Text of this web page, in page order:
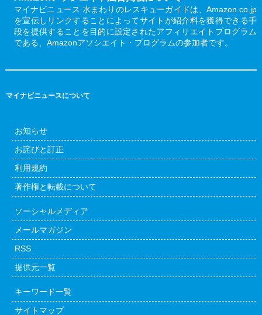
マイナビニュース 水まわりのレスキューガイドは、Amazon.co.jp
を宣伝しリンクすることによってサイトが紹介料を獲得できる手
段を提供することを目的に設定されたアフィリエイトプログラム
である、Amazonアソシエイト・プログラムの参加者です。
マイナビニュースについて
お知らせ
お詫びと訂正
利用規約
著作権と転載について
ソーシャルメディア
メールマガジン
RSS
提供元一覧
キーワード一覧
サイトマップ